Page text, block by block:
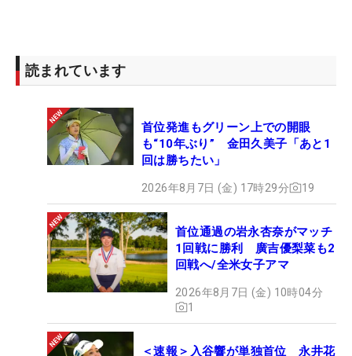
読まれています
首位発進もグリーン上での開眼
も“10年ぶり” 金田久美子「あと1
回は勝ちたい」
2026年8月7日 (金) 17時29分 19
首位通過の岩永杏奈がマッチ
1回戦に勝利 廣吉優梨菜も2
回戦へ/全米女子アマ
2026年8月7日 (金) 10時04分
1
＜速報＞入谷響が単独首位 永井花